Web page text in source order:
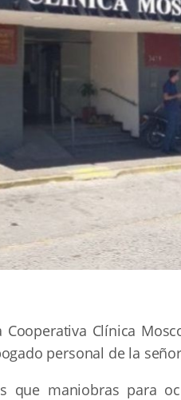
Clínica
personal de la
que maniobras para